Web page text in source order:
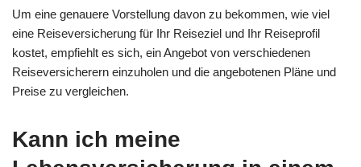
Um eine genauere Vorstellung davon zu bekommen, wie viel
eine Reiseversicherung für Ihr Reiseziel und Ihr Reiseprofil
kostet, empfiehlt es sich, ein Angebot von verschiedenen
Reiseversicherern einzuholen und die angebotenen Pläne und
Preise zu vergleichen.
Kann ich meine